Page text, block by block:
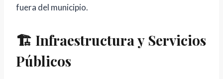
fuera del municipio.
🏗️ Infraestructura y Servicios
Públicos